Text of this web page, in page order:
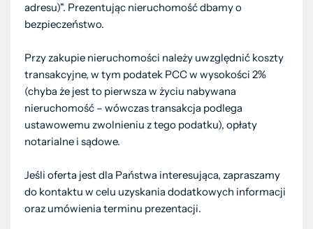
adresu)". Prezentując nieruchomość dbamy o
bezpieczeństwo.
Przy zakupie nieruchomości należy uwzględnić koszty
transakcyjne, w tym podatek PCC w wysokości 2%
(chyba że jest to pierwsza w życiu nabywana
nieruchomość – wówczas transakcja podlega
ustawowemu zwolnieniu z tego podatku), opłaty
notarialne i sądowe.
Jeśli oferta jest dla Państwa interesująca, zapraszamy
do kontaktu w celu uzyskania dodatkowych informacji
oraz umówienia terminu prezentacji.